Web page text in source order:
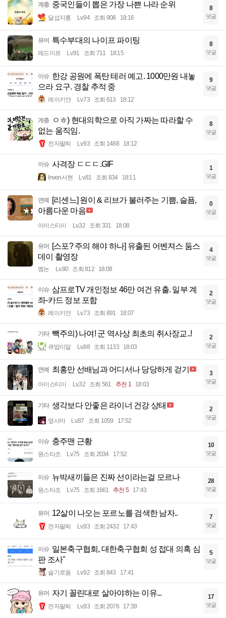
계층 중국인들이 뽑은 가장 나쁜 나라 순위
달섭지롱 Lv.94 조회 908 18:16
8
댓글
유머 특수부대의 나이프 파이팅
레드미르 Lv.91 조회 711 18:15
8
댓글
이슈 한강 공원에 폭탄 테러 예고. 1000만원 내놓
으라 요구. 경찰 추적 중
레이키얀 Lv.73 조회 613 18:12
9
댓글
계층
ㅇㅎ) 현대의학으로 아직 가짜는 따라할 수
없는 움직임.
전자팔찌 Lv.93 조회 1488 18:12
8
댓글
이슈 사격장 ㄷㄷㄷ.GIF
Inven서현 Lv.81 조회 834 18:11
1
댓글
연예
[리센느] 원이 & 리브가 불러주는 기쁨, 슬픔,
아름다운 마음
아이스티이 Lv.32 조회 331 18:08
0
댓글
유머
[스포? 주의 해야 하나] 유출된 어벤져스 둠스
데이 촬영장
멤논 Lv.80 조회 812 18:08
4
댓글
이슈 삼프로TV 개인정보 46만 여건 유출. 일부 계
좌-카드 정보 포함
레이키얀 Lv.73 조회 891 18:07
2
댓글
기타 빽주의) 나여! 군 역사상 최초의 취사장교..!
큐땁이알 Lv.88 조회 1133 18:03
2
댓글
연예 최홍만 선배님과 어디서나 당당하게 걷기
아이스티이 Lv.32 조회 561 추천 1 18:03
3
댓글
기타 생각보다 안좋은 라이너 건강 상태
옆사마 Lv.87 조회 1059 17:52
2
댓글
이슈 충주맨 근황
원스타조 Lv.75 조회 2034 17:52
10
댓글
이슈 뉴박새끼들은 진짜 선이라는걸 모르나
원스타조 Lv.75 조회 1661 추천 5 17:43
28
댓글
유머 12살이 나오는 포르노를 검색한 남자..
전자팔찌 Lv.93 조회 2432 17:43
7
댓글
이슈 일본축구협회, 대한축구협회 성 접대 의혹 심
판 조사"
슬기로움 Lv.92 조회 843 17:41
5
댓글
유머 자기 꼴린대로 살아야하는 이유...
전자팔찌 Lv.93 조회 2076 17:39
17
댓글